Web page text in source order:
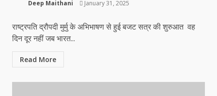
Deep Maithani January 31, 2025
राष्ट्रपति द्रौपदी मुर्मु के अभिभाषण से हुई बजट सत्र की शुरुआत वह
दिन दूर नहीं जब भारत...
Read More